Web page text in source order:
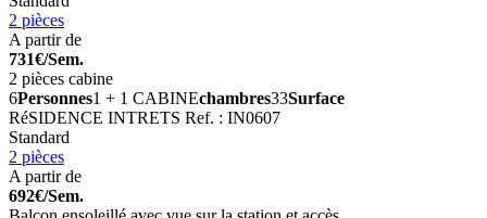
2 pièces
A partir de
731€/Sem.
2 pièces cabine
6Personnes1 + 1 CABINEchambres33Surface
RéSIDENCE INTRETS Ref. : IN0607
Standard
2 pièces
A partir de
692€/Sem.